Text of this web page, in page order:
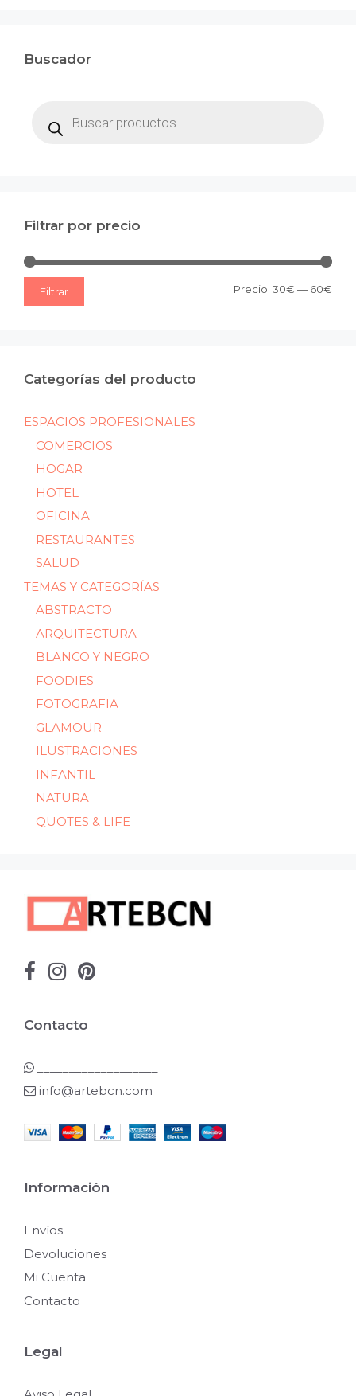
Buscador
productos
Filtrar por precio
Filtrar Precio: 30€ — 60€
Categorías del producto
ESPACIOS PROFESIONALES
COMERCIOS
HOGAR
HOTEL
OFICINA
RESTAURANTES
SALUD
TEMAS Y CATEGORÍAS
ABSTRACTO
ARQUITECTURA
BLANCO Y NEGRO
FOODIES
FOTOGRAFIA
GLAMOUR
ILUSTRACIONES
INFANTIL
NATURA
QUOTES & LIFE
Contacto
info@artebcn.com
Información
Envíos
Devoluciones
Mi Cuenta
Contacto
Legal